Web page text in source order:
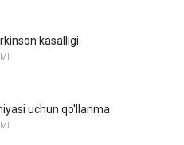
kasalligi
uchun qo'llanma